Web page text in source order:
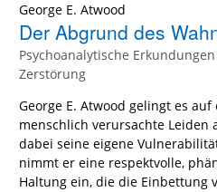
George E. Atwood
Der Abgrund des
Psychoanalytische
Zerstörung
George E. Atwood gelingt es
menschlich verursachte
dabei seine eigene
nimmt er eine respektvolle,
Haltung ein, die die Einbettung